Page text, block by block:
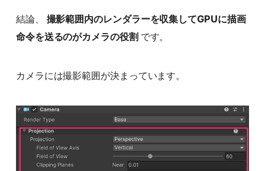
結論、 撮影範囲内のレンダラーを収集してGPUに描画
命令を送るのがカメラの役割 です。
カメラには撮影範囲が決まっています。